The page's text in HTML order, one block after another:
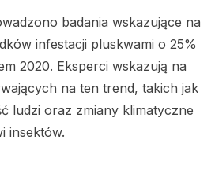
badania wskazujące na
infestacji pluskwami o 25%
2020. Eksperci wskazują na
na ten trend, takich jak
ludzi oraz zmiany klimatyczne
insektów.